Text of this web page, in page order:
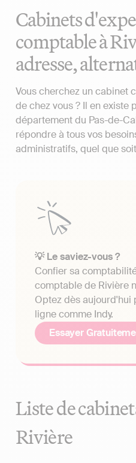
Cabinets
comptable à
adresse,
Vous cherchez un cabinet
de chez vous ? Il en existe
département du Pas-de-
répondre à tous vos
administratifs, quel que
💡 Le saviez-vous ?
Confier sa
comptable de Rivière
Optez dès aujourd'hui
ligne comme Indy.
Essayer
Liste de
Rivière